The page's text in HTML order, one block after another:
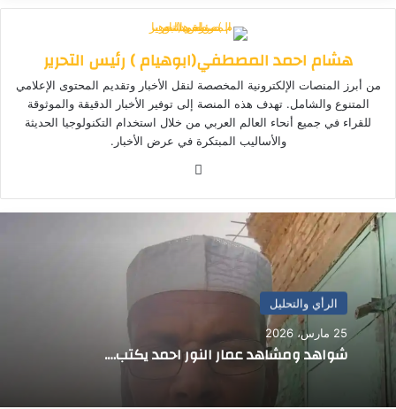
هشام احمد المصطفي(ابوهيام ) رئيس التحرير
من أبرز المنصات الإلكترونية المخصصة لنقل الأخبار وتقديم المحتوى الإعلامي
المتنوع والشامل. تهدف هذه المنصة إلى توفير الأخبار الدقيقة والموثوقة
للقراء في جميع أنحاء العالم العربي من خلال استخدام التكنولوجيا الحديثة
والأساليب المبتكرة في عرض الأخبار.
الوي
الرأي والتحليل
25 مارس، 2026
شواهد ومشاهد عمار النور احمد يكتب….